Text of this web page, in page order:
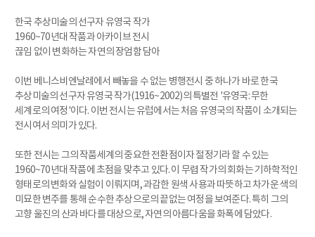
한국 추상미술의 선구자 유영국 작가
1960~70년대 작품과 아카이브 전시
끊임 없이 변화하는 자연의 장엄함 담아
이번 베니스비엔날레에서 빼놓을 수 없는 병행전시 중 하나가 바로 한국
추상미술의 선구자 유영국 작가(1916~2002)의 특별전 '유영국: 무한
세계로의 여정'이다. 이번 전시는 유럽에서는 처음 유영국의 작품이 소개되는
전시여서 의미가 있다.
또한 전시는 그의 작품세계의 중요한 전환점이자 절정기라 할 수 있는
1960~70년대 작품에 초점을 맞추고 있다. 이 무렵 작가의 회화는 기하학적인
형태로의 변화와 실험이 이뤄지며, 과감한 원색 사용과 따뜻하고 차가운 색의
미묘한 변주를 통해 순수한 추상으로의 끝없는 여정을 보여준다. 특히 그의
고향 울진의 산과 바다를 대상으로, 자연의 아름다움을 화폭에 담았다.